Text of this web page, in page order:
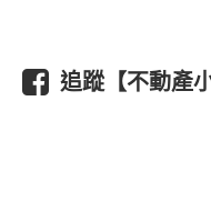
追蹤【不動產